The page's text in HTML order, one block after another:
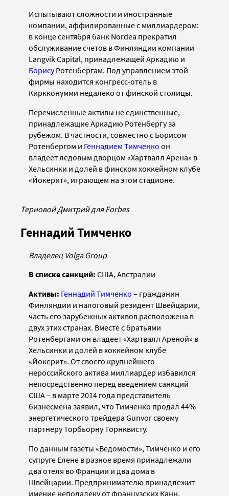
Испытывают сложности и иностранные
компании, аффилированные с миллиардером:
в конце сентября банк Nordea прекратил
обслуживание счетов в Финляндии компании
Langvik Capital, принадлежащей Аркадию и
БорисуРотенбергам. Под управлением этой
фирмы находится конгресс-отель в
Киркконумми недалеко от финской столицы.
Перечисленные активы не единственные,
принадлежащие Аркадию Ротенбергу за
рубежом. В частности, совместно с Борисом
Ротенбергом и Геннадием Тимченко он
владеет ледовым дворцом «Хартвалл Арена» в
Хельсинки и долей в финском хоккейном клубе
«Йокерит», играющем на этом стадионе.
Терновой Дмитрий для Forbes
Геннадий Тимченко
Владелец Volga Group
В списке санкций: CША, Австралии
Активы: Геннадий Тимченко – гражданин
Финляндии и налоговый резидент Швейцарии,
часть его зарубежных активов расположена в
двух этих странах. Вместе с братьями
Ротенбергами он владеет «Хартвалл Ареной» в
Хельсинки и долей в хоккейном клубе
«Йокерит». Отсвоего крупнейшего
нероссийского актива миллиардер избавился
непосредственно перед введением санкций
США – в марте 2014 года представитель
бизнесмена заявил, что Тимченко продал 44%
энергетического трейдера Gunvor своему
партнеру Торбьорну Торнквисту.
По данным газеты «Ведомости», Тимченко и его
супруге Елене в разное время принадлежали
два отеля во Франции и два дома в
Швейцарии. Предпринимателю принадлежит
имение неподалеку от французских Канн,